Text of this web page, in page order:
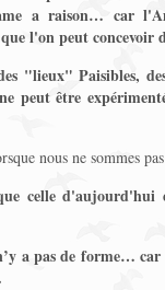
a raison… car
l'on peut concevoir
"lieux" Paisibles,
peut être
nous ne sommes
celle
a pas de forme… car